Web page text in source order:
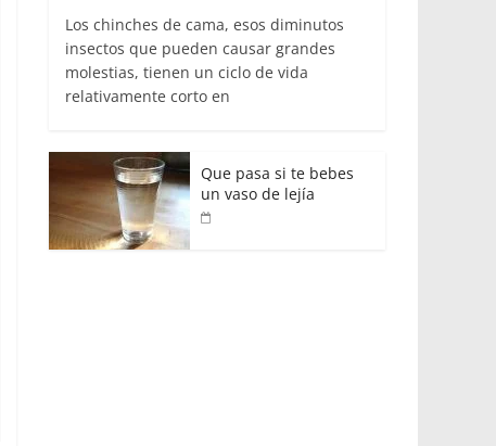
Los chinches de cama, esos diminutos
insectos que pueden causar grandes
molestias, tienen un ciclo de vida
relativamente corto en
Que pasa si te bebes
un vaso de lejía